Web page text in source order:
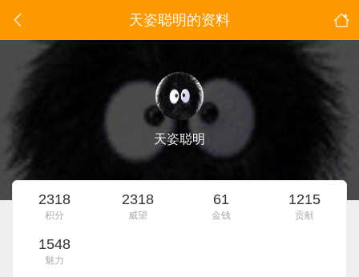
天姿聪明的资料
天姿聪明
2318
积分
2318
威望
61
金钱
1215
贡献
1548
魅力